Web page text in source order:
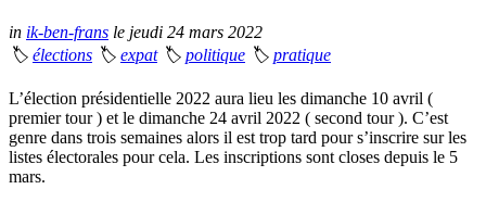
in ik-ben-frans le jeudi 24 mars 2022
🏷 élections 🏷 expat 🏷 politique 🏷 pratique
L’élection présidentielle 2022 aura lieu les dimanche 10 avril (
premier tour ) et le dimanche 24 avril 2022 ( second tour ). C’est
genre dans trois semaines alors il est trop tard pour s’inscrire sur les
listes électorales pour cela. Les inscriptions sont closes depuis le 5
mars.